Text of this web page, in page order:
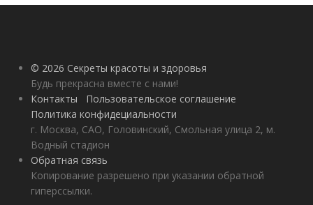
© 2026 Секреты красоты и здоровья
Будь прекрасна вместе с нами!
Контакты
Пользовательское соглашение
Политика конфидециальности
г. Москва, САО, Головинский, Смольная улица 2, м.
Водный стадион
Обратная связь
Копирование разрешено при указании обратной
гиперссылки.